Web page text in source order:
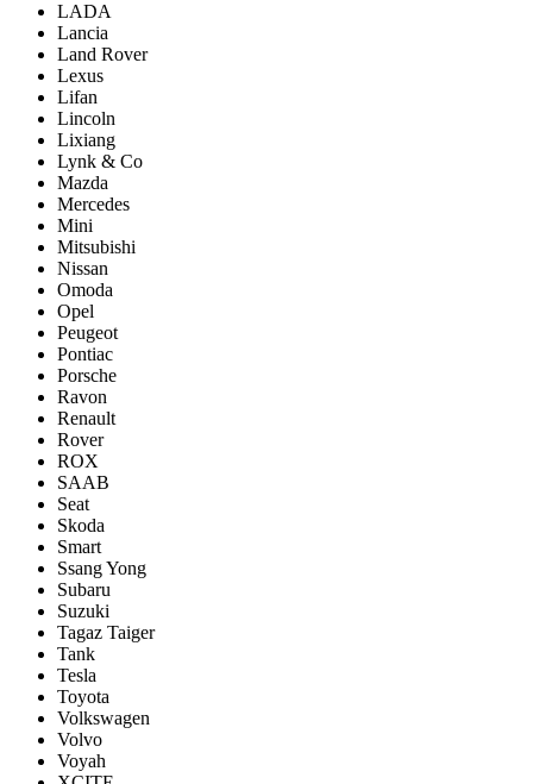
LADA
Lancia
Land Rover
Lexus
Lifan
Lincoln
Lixiang
Lynk & Co
Mazda
Mercedes
Mini
Mitsubishi
Nissan
Omoda
Opel
Peugeot
Pontiac
Porsсhe
Ravon
Renault
Rover
ROX
SAAB
Seat
Skoda
Smart
Ssang Yong
Subaru
Suzuki
Tagaz Taiger
Tank
Tesla
Toyota
Volkswagen
Volvo
Voyah